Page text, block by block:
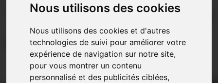
Nous utilisons des cookies
Nous utilisons des cookies et d'autres
technologies de suivi pour améliorer votre
expérience de navigation sur notre site,
pour vous montrer un contenu
personnalisé et des publicités ciblées,
LA MAS DE PETITE
ROSSELLE